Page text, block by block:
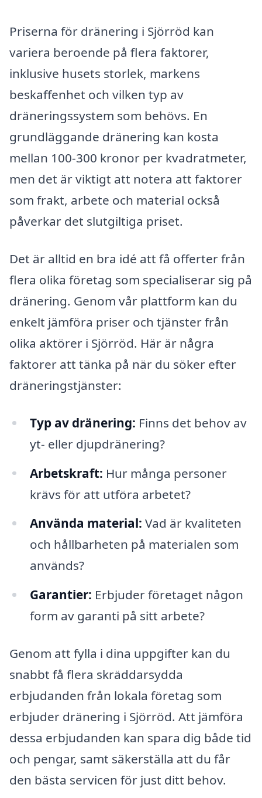
Priserna för dränering i Sjörröd kan
variera beroende på flera faktorer,
inklusive husets storlek, markens
beskaffenhet och vilken typ av
dräneringssystem som behövs. En
grundläggande dränering kan kosta
mellan 100-300 kronor per kvadratmeter,
men det är viktigt att notera att faktorer
som frakt, arbete och material också
påverkar det slutgiltiga priset.
Det är alltid en bra idé att få offerter från
flera olika företag som specialiserar sig på
dränering. Genom vår plattform kan du
enkelt jämföra priser och tjänster från
olika aktörer i Sjörröd. Här är några
faktorer att tänka på när du söker efter
dräneringstjänster:
Typ av dränering: Finns det behov av
yt- eller djupdränering?
Arbetskraft: Hur många personer
krävs för att utföra arbetet?
Använda material: Vad är kvaliteten
och hållbarheten på materialen som
används?
Garantier: Erbjuder företaget någon
form av garanti på sitt arbete?
Genom att fylla i dina uppgifter kan du
snabbt få flera skräddarsydda
erbjudanden från lokala företag som
erbjuder dränering i Sjörröd. Att jämföra
dessa erbjudanden kan spara dig både tid
och pengar, samt säkerställa att du får
den bästa servicen för just ditt behov.